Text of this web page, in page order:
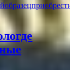
образец